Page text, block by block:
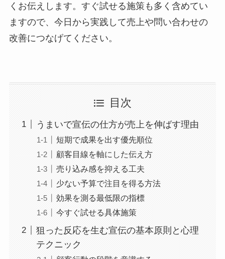
くお伝えします。すぐ試せる施策も多く含めてい
ますので、今日から実践して売上や問い合わせの
改善につなげてください。
目次
うまいで宣伝の仕方が売上を伸ばす理由
短期で成果を出す優先順位
顧客目線を軸にした伝え方
売り込み感を抑える工夫
少ない予算で注目を得る方法
効果を測る最低限の指標
今すぐ試せる具体施策
狙った反応を生む宣伝の基本原則と心理
テクニック